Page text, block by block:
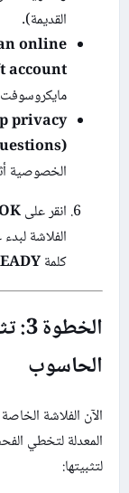
القديمة).
online
account
مايكروسوفت
privacy
الخصوصية
انقر على
الفلاشة
كلمة
الحاسوب
الآن الفلاشة
لتثبيتها: